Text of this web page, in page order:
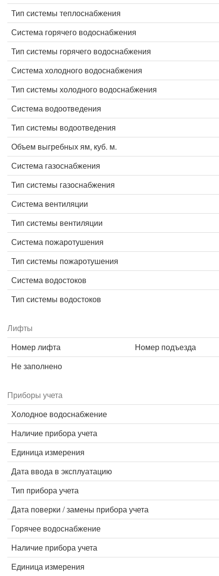
Тип системы теплоснабжения
Система горячего водоснабжения
Тип системы горячего водоснабжения
Система холодного водоснабжения
Тип системы холодного водоснабжения
Система водоотведения
Тип системы водоотведения
Объем выгребных ям, куб. м.
Система газоснабжения
Тип системы газоснабжения
Система вентиляции
Тип системы вентиляции
Система пожаротушения
Тип системы пожаротушения
Система водостоков
Тип системы водостоков
Лифты
Номер лифта
Номер подъезда
Не заполнено
Приборы учета
Холодное водоснабжение
Наличие прибора учета
Единица измерения
Дата ввода в эксплуатацию
Тип прибора учета
Дата поверки / замены прибора учета
Горячее водоснабжение
Наличие прибора учета
Единица измерения